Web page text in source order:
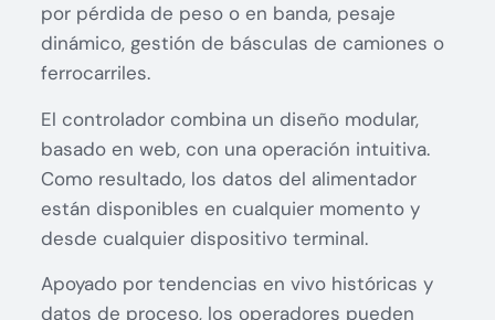
por pérdida de peso o en banda, pesaje
dinámico, gestión de básculas de camiones o
ferrocarriles.
El controlador combina un diseño modular,
basado en web, con una operación intuitiva.
Como resultado, los datos del alimentador
están disponibles en cualquier momento y
desde cualquier dispositivo terminal.
Apoyado por tendencias en vivo históricas y
datos de proceso, los operadores pueden